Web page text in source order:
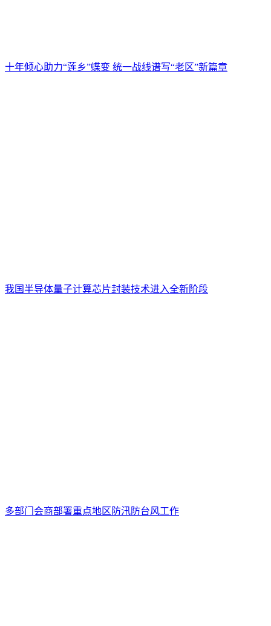
十年倾心助力“莲乡”蝶变 统一战线谱写“老区”新篇章
我国半导体量子计算芯片封装技术进入全新阶段
多部门会商部署重点地区防汛防台风工作